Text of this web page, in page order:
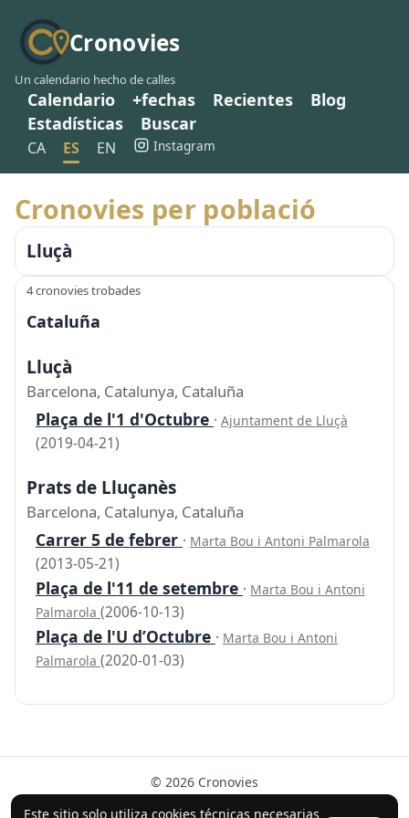
Cronovies
Un calendario hecho de calles
Calendario +fechas Recientes
Blog
Estadísticas
Buscar
CA ES EN Instagram
Este sitio solo utiliza cookies técnicas necesarias
Cronovies per població
Lluçà
4 cronovies trobades
Cataluña
Lluçà
Barcelona, Catalunya, Cataluña
Plaça de l'1 d'Octubre · Ajuntament de Lluçà
(2019-04-21)
Prats de Lluçanès
Barcelona, Catalunya, Cataluña
Carrer 5 de febrer · Marta Bou i Antoni Palmarola
(2013-05-21)
Plaça de l'11 de setembre · Marta Bou i Antoni
Palmarola (2006-10-13)
Plaça de l'U d’Octubre · Marta Bou i Antoni
Palmarola (2020-01-03)
© 2026 Cronovies
Historia en las calles · Desarrollado con la ayuda de IA